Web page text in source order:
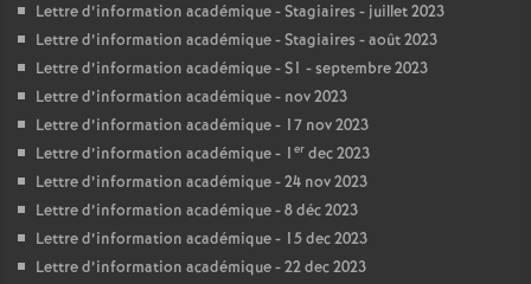
Lettre d’information académique - Stagiaires - juillet 2023
Lettre d’information académique - Stagiaires - août 2023
Lettre d’information académique - S1 - septembre 2023
Lettre d’information académique - nov 2023
Lettre d’information académique - 17 nov 2023
Lettre d’information académique - 1 er dec 2023
Lettre d’information académique - 24 nov 2023
Lettre d’information académique - 8 déc 2023
Lettre d’information académique - 15 dec 2023
Lettre d’information académique - 22 dec 2023